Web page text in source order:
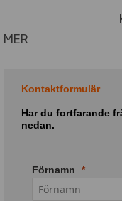
MER
Kontaktformulär
Har du fortfarande
nedan.
Förnamn